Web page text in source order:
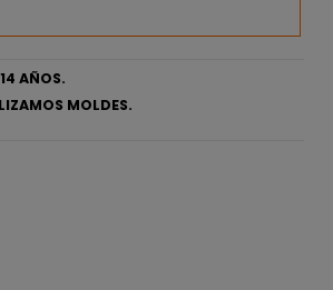
AÑOS.
MOLDES.